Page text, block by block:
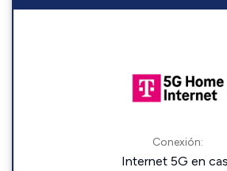
Conexión:
Internet 5G en